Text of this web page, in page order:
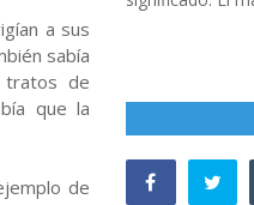
a sus
sabía
tratos de
que la
de